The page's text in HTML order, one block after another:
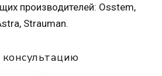
производителей: Osstem,
Strauman.